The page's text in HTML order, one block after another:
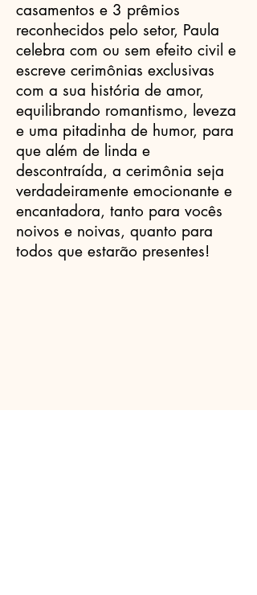
casamentos e 3 prêmios
reconhecidos pelo setor, Paula
celebra com ou sem efeito civil e
escreve cerimônias exclusivas
com a sua história de amor,
equilibrando romantismo, leveza
e uma pitadinha de humor, para
que além de linda e
descontraída, a cerimônia seja
verdadeiramente emocionante e
encantadora, tanto para vocês
noivos e noivas, quanto para
todos que estarão presentes!